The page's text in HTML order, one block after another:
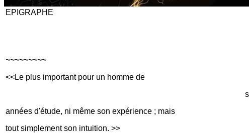
EPIGRAPHE
~~~~~~~~~
<<Le plus important pour un homme de
années d'étude, ni même son expérience ; mais
tout simplement son intuition. >>